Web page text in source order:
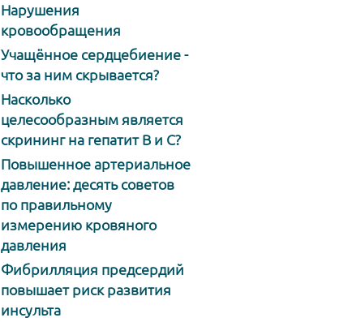
Нарушения
кровообращения
Учащённое сердцебиение -
что за ним скрывается?
Насколько
целесообразным является
скрининг на гепатит В и С?
Повышенное артериальное
давление: десять советов
по правильному
измерению кровяного
давления
Фибрилляция предсердий
повышает риск развития
инсульта